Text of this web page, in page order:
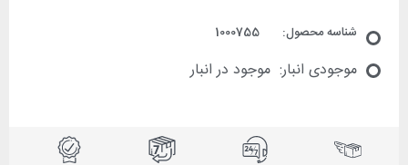
شناسه محصول: 1000755
موجودی انبار: موجود در انبار